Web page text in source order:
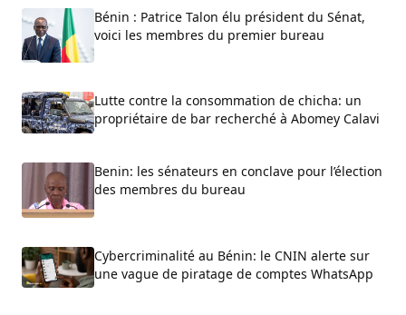
Bénin : Patrice Talon élu président du Sénat,
voici les membres du premier bureau
Lutte contre la consommation de chicha: un
propriétaire de bar recherché à Abomey Calavi
Benin: les sénateurs en conclave pour l’élection
des membres du bureau
Cybercriminalité au Bénin: le CNIN alerte sur
une vague de piratage de comptes WhatsApp